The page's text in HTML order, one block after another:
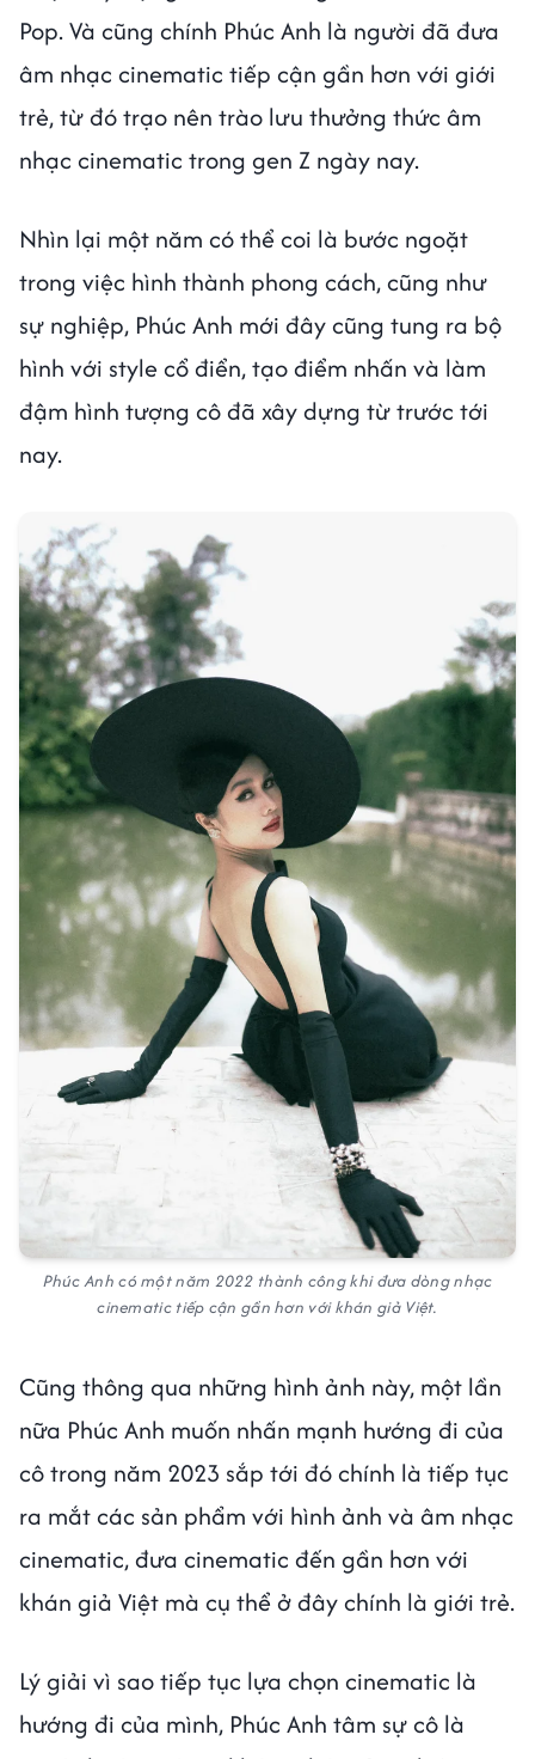
Pop. Và cũng chính Phúc Anh là người đã đưa
âm nhạc cinematic tiếp cận gần hơn với giới
trẻ, từ đó trạo nên trào lưu thưởng thức âm
nhạc cinematic trong gen Z ngày nay.
Nhìn lại một năm có thể coi là bước ngoặt
trong việc hình thành phong cách, cũng như
sự nghiệp, Phúc Anh mới đây cũng tung ra bộ
hình với style cổ điển, tạo điểm nhấn và làm
đậm hình tượng cô đã xây dựng từ trước tới
nay.
Phúc Anh có một năm 2022 thành công khi đưa dòng nhạc
cinematic tiếp cận gần hơn với khán giả Việt.
Cũng thông qua những hình ảnh này, một lần
nữa Phúc Anh muốn nhấn mạnh hướng đi của
cô trong năm 2023 sắp tới đó chính là tiếp tục
ra mắt các sản phẩm với hình ảnh và âm nhạc
cinematic, đưa cinematic đến gần hơn với
khán giả Việt mà cụ thể ở đây chính là giới trẻ.
Lý giải vì sao tiếp tục lựa chọn cinematic là
hướng đi của mình, Phúc Anh tâm sự cô là